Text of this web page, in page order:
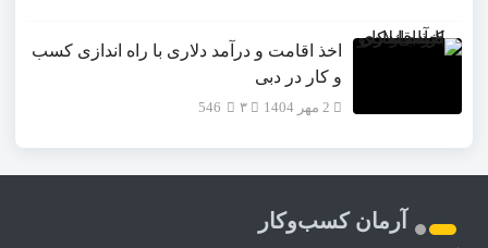
اخذ اقامت و درآمد دلاری با راه اندازی کسب
و کار در دبی
2 مهر 1404 546
آرمان کسب‌وکار